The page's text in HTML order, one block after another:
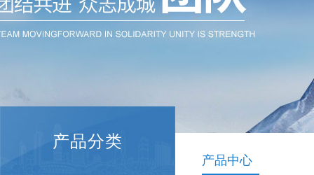
产品分类
产品中心